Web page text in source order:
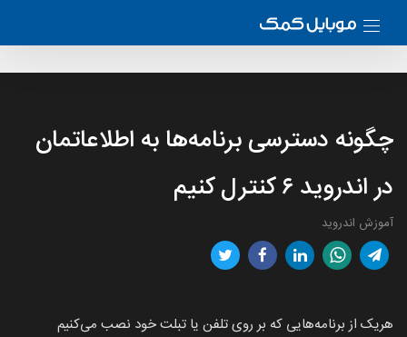
چگونه دسترسی برنامه‌ها به اطلاعاتمان
در اندروید ۶ کنترل کنیم
آموزش اندروید
هریک از برنامه‌هایی که بر روی تلفن یا تبلت خود نصب می‌کنیم